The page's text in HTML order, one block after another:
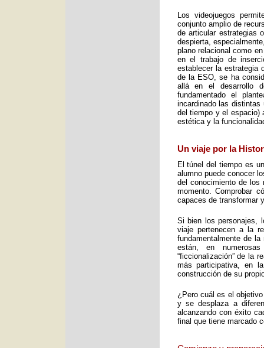
Los videojuegos
conjunto amplio de
de articular estrategias
despierta,
plano relacional como
en el trabajo de
establecer la estrategia
de la ESO, se ha
allá en el desarrollo
fundamentado el
incardinado las
del tiempo y el espacio)
estética y la
Un viaje por la
El túnel del tiempo es
alumno puede conocer
del conocimiento de
momento. Comprobar
capaces de transformar
Si bien los personajes,
viaje pertenecen a la
fundamentalmente de
están, en
“ficcionalización” de la
más participativa, en
construcción de su
¿Pero cuál es el
y se desplaza a
alcanzando con éxito
final que tiene marcado